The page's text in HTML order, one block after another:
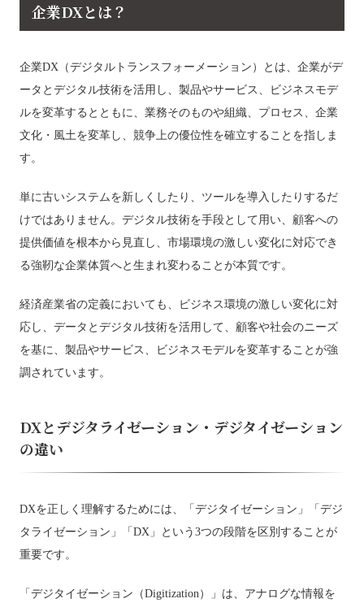
企業DXとは？
企業DX（デジタルトランスフォーメーション）とは、企業がデ
ータとデジタル技術を活用し、製品やサービス、ビジネスモデ
ルを変革するとともに、業務そのものや組織、プロセス、企業
文化・風土を変革し、競争上の優位性を確立することを指しま
す。
単に古いシステムを新しくしたり、ツールを導入したりするだ
けではありません。デジタル技術を手段として用い、顧客への
提供価値を根本から見直し、市場環境の激しい変化に対応でき
る強靭な企業体質へと生まれ変わることが本質です。
経済産業省の定義においても、ビジネス環境の激しい変化に対
応し、データとデジタル技術を活用して、顧客や社会のニーズ
を基に、製品やサービス、ビジネスモデルを変革することが強
調されています。
DXとデジタライゼーション・デジタイゼーション
の違い
DXを正しく理解するためには、「デジタイゼーション」「デジ
タライゼーション」「DX」という3つの段階を区別することが
重要です。
「デジタイゼーション（Digitization）」は、アナログな情報を